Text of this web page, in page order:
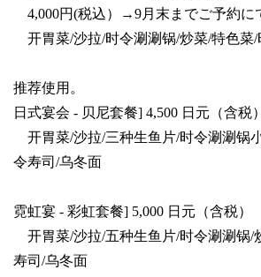
4,000円(税込）→9月末までご予約に
开胃菜/沙拉/时令涮涮锅/炒菜/特色菜/
推荐使用。
日式宴会 - 贝尼套餐] 4,500 日元（含税）
开胃菜/沙拉/三种生鱼片/时令涮涮锅
令寿司/乌冬面
霓虹宴 - 彩虹套餐] 5,000 日元（含税）
开胃菜/沙拉/五种生鱼片/时令涮涮锅/
寿司/乌冬面